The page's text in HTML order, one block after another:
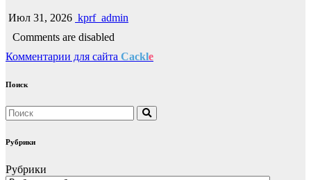
Июл 31, 2026 kprf_admin
Comments are disabled
Комментарии для сайта Cackle
Поиск
Рубрики
Рубрики